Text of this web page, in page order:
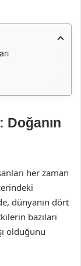
her zaman
dünyanın dört
bazıları
olduğunu